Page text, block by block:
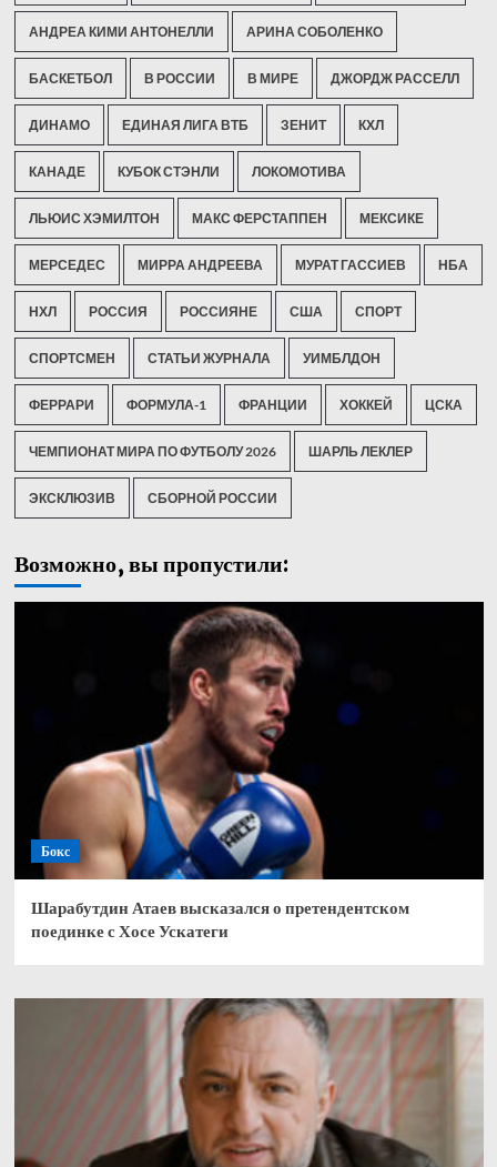
АНДРЕА КИМИ АНТОНЕЛЛИ АРИНА СОБОЛЕНКО
БАСКЕТБОЛ В РОССИИ В МИРЕ ДЖОРДЖ РАССЕЛЛ
ДИНАМО ЕДИНАЯ ЛИГА ВТБ ЗЕНИТ КХЛ
КАНАДЕ КУБОК СТЭНЛИ ЛОКОМОТИВА
ЛЬЮИС ХЭМИЛТОН МАКС ФЕРСТАППЕН МЕКСИКЕ
МЕРСЕДЕС МИРРА АНДРЕЕВА МУРАТ ГАССИЕВ НБА
НХЛ РОССИЯ РОССИЯНЕ США СПОРТ
СПОРТСМЕН СТАТЬИ ЖУРНАЛА УИМБЛДОН
ФЕРРАРИ ФОРМУЛА-1 ФРАНЦИИ ХОККЕЙ ЦСКА
ЧЕМПИОНАТ МИРА ПО ФУТБОЛУ 2026 ШАРЛЬ ЛЕКЛЕР
ЭКСКЛЮЗИВ СБОРНОЙ РОССИИ
Возможно, вы пропустили:
Бокс
Шарабутдин Атаев высказался о претендентском
поединке с Хосе Ускатеги